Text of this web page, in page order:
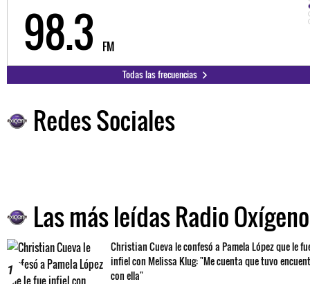
98.3 FM
Todas las frecuencias
Redes Sociales
Las más leídas Radio Oxígeno
1
Christian Cueva le confesó a Pamela López que le
infiel con Melissa Klug: "Me cuenta que tuvo
con ella"